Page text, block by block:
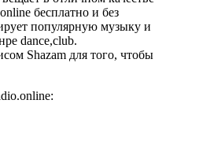
бесплатно и без
популярную музыку и
dance,club.
Shazam для того, чтобы